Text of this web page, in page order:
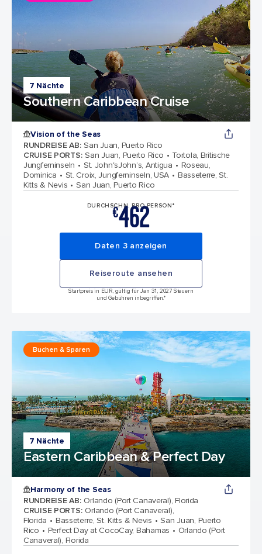
7 Nächte
Southern Caribbean Cruise
Vision of the Seas
RUNDREISE AB: San Juan, Puerto Rico
CRUISE PORTS: San Juan, Puerto Rico
Tortola, Britische
Jungferninseln
St. John'sJohn‘s, Antigua
Roseau,
Dominica
St. Croix, Jungferninseln, USA
Basseterre, St.
Kitts & Nevis
San Juan, Puerto Rico
DURCHSCHN. PRO PERSON*
€462
Daten 3 anzeigen
Reiseroute ansehen
Startpreis in EUR, gültig für Jan 31, 2027 Steuern
und Gebühren inbegriffen.*
7 Nächte
Eastern Caribbean & Perfect Day
Buchen & Sparen
Harmony of the Seas
RUNDREISE AB: Orlando (Port Canaveral), Florida
CRUISE PORTS: Orlando (Port Canaveral),
Florida
Basseterre, St. Kitts & Nevis
San Juan, Puerto
Rico
Perfect Day at CocoCay, Bahamas
Orlando (Port
Canaveral), Florida